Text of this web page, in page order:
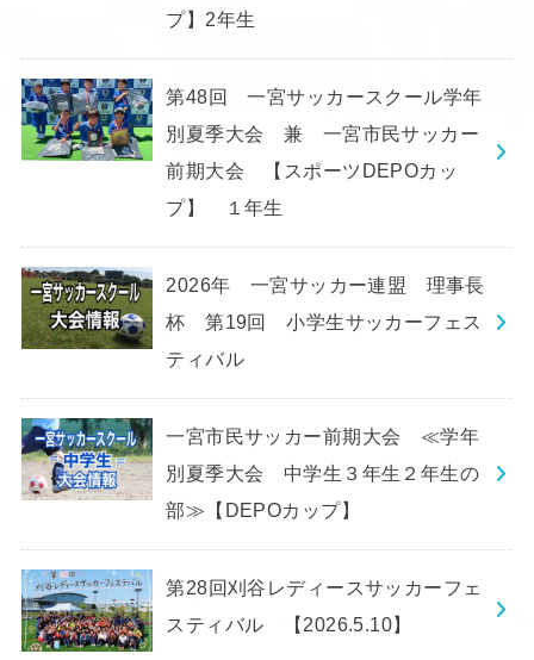
プ】2年生
第48回 一宮サッカースクール学年
別夏季大会 兼 一宮市民サッカー
前期大会 【スポーツDEPOカッ
プ】 １年生
2026年 一宮サッカー連盟 理事長
杯 第19回 小学生サッカーフェス
ティバル
一宮市民サッカー前期大会 ≪学年
別夏季大会 中学生３年生２年生の
部≫【DEPOカップ】
第28回刈谷レディースサッカーフェ
スティバル 【2026.5.10】